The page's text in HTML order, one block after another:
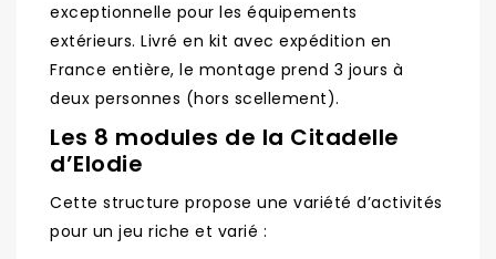
exceptionnelle pour les équipements
extérieurs. Livré en kit avec expédition en
France entière, le montage prend 3 jours à
deux personnes (hors scellement).
Les 8 modules de la Citadelle
d’Elodie
Cette structure propose une variété d’activités
pour un jeu riche et varié :